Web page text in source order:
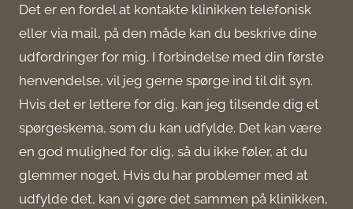
Det er en fordel at kontakte klinikken telefonisk
eller via mail, på den måde kan du beskrive dine
udfordringer for mig. I forbindelse med din første
henvendelse, vil jeg gerne spørge ind til dit syn.
Hvis det er lettere for dig, kan jeg tilsende dig et
spørgeskema, som du kan udfylde. Det kan være
en god mulighed for dig, så du ikke føler, at du
glemmer noget. Hvis du har problemer med at
udfylde det, kan vi gøre det sammen på klinikken,